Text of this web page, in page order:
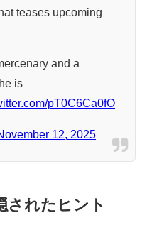
teases upcoming
and a
is
pT0C6Ca0fO
12, 2025
されたヒント